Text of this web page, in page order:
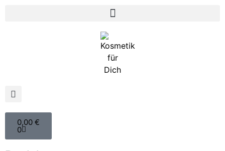
0,00 €
0